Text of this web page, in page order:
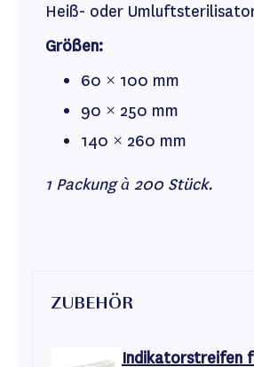
Heiß- oder
Größen:
60 × 100 mm
90 × 250 mm
140 × 260 mm
1 Packung à 200 Stück.
ZUBEHÖR
Indikatorstreifen